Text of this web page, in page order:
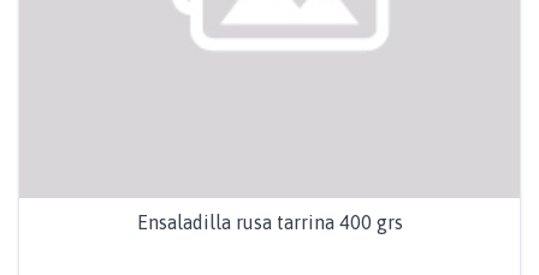
Ensaladilla rusa tarrina 400 grs